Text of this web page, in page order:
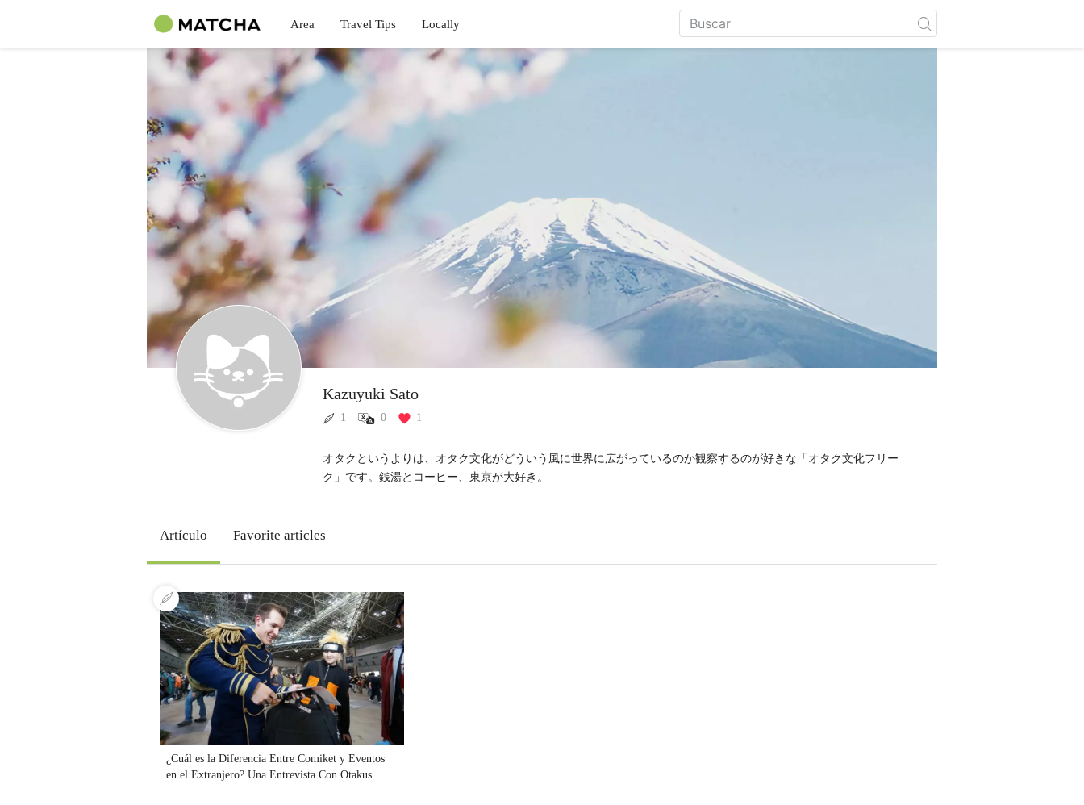
Area Travel Tips Locally
Kazuyuki Sato
1 0 1
オタクというよりは、オタク文化がどういう風に世界に広がっているのか観察するのが好きな「オタク文化フリー
ク」です。銭湯とコーヒー、東京が大好き。
Artículo Favorite articles
¿Cuál es la Diferencia Entre Comiket y Eventos
en el Extranjero? Una Entrevista Con Otakus